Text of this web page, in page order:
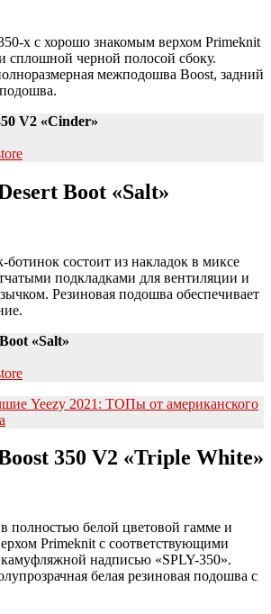
х с хорошо знакомым верхом Primeknit
сплошной черной полосой сбоку.
межподошва Boost, задний
V2 «Cinder»
Boot «Salt»
ботинок состоит из накладок в миксе
подкладками для вентиляции и
Резиновая подошва обеспечивает
«Salt»
Yeezy 2021: ТОПы от американского
350 V2 «Triple White»
полностью белой цветовой гамме и
Primeknit с соответствующими
надписью «SPLY-350».
белая резиновая подошва с